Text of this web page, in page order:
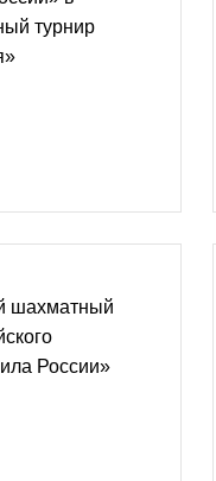
турнир
шахматный
России»